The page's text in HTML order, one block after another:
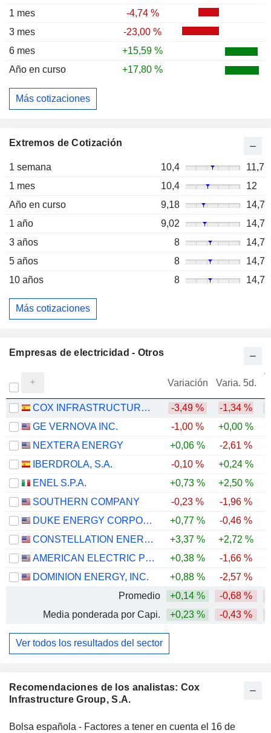
Recomendaciones de los analistas: Cox
Infrastructure Group, S.A.
Bolsa española - Factores a tener en cuenta el 16 de
1 mes
-4,74 %
3 mes
-23,00 %
6 mes
+15,59 %
Año en curso
+17,80 %
Más cotizaciones
Extremos de Cotización
1 semana 10,4
11,7
1 mes
10,4
12
Año en curso
9,18
14,7
1 año
9,02
14,7
3 años
8
14,7
5 años
8
14,7
10 años
8 14,7
Más cotizaciones
Empresas de electricidad - Otros
Variación Varia. 5d.
COX INFRASTRUCTURE GROUP, S.A. -3,49 % -1,34 %
GE VERNOVA INC.
-1,00 % +0,00 %
NEXTERA ENERGY
+0,06 % -2,61 %
IBERDROLA, S.A.
-0,10 % +0,24 %
ENEL S.P.A.
+0,73 % +2,50 %
SOUTHERN COMPANY
-0,23 % -1,96 %
DUKE ENERGY CORPORATION
+0,77 % -0,46 %
CONSTELLATION ENERGY CORPORATION
+3,37 % +2,72 %
AMERICAN ELECTRIC POWER COMPANY, INC.
+0,38 % -1,66 %
DOMINION ENERGY, INC.
+0,88 % -2,57 %
Promedio
+0,14 % -0,68 %
Media ponderada por Capi.
+0,23 % -0,43 %
Ver todos los resultados del sector